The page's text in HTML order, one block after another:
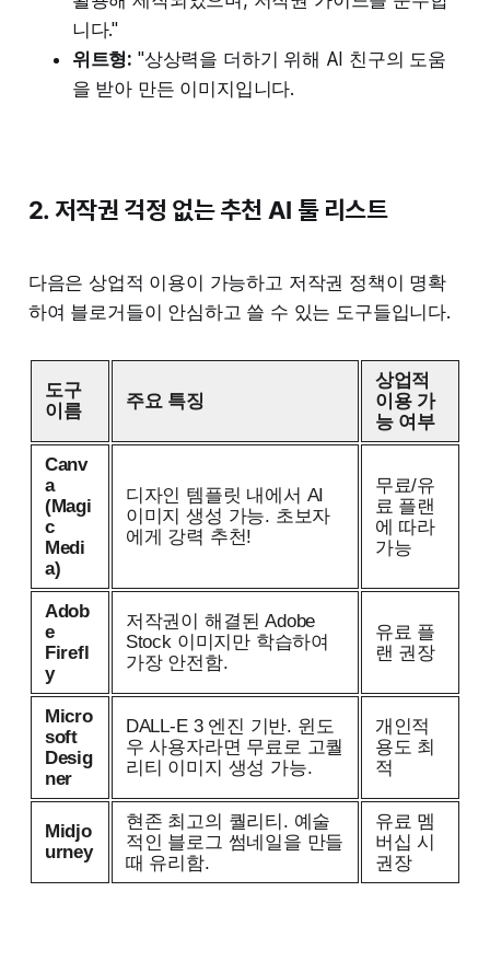
니다."
위트형: "상상력을 더하기 위해 AI 친구의 도움
을 받아 만든 이미지입니다.
2. 저작권 걱정 없는 추천 AI 툴 리스트
다음은 상업적 이용이 가능하고 저작권 정책이 명확
하여 블로거들이 안심하고 쓸 수 있는 도구들입니다.
도구
이름
주요 특징
상업적
이용 가
능 여부
Canv
a
(Magi
c
Medi
a)
디자인 템플릿 내에서 AI
이미지 생성 가능. 초보자
에게 강력 추천!
무료/유
료 플랜
에 따라
가능
Adob
e
Firefl
y
저작권이 해결된 Adobe
Stock 이미지만 학습하여
가장 안전함.
유료 플
랜 권장
Micro
soft
Desig
ner
DALL-E 3 엔진 기반. 윈도
우 사용자라면 무료로 고퀄
리티 이미지 생성 가능.
개인적
용도 최
적
Midjo
urney
현존 최고의 퀄리티. 예술
적인 블로그 썸네일을 만들
때 유리함.
유료 멤
버십 시
권장